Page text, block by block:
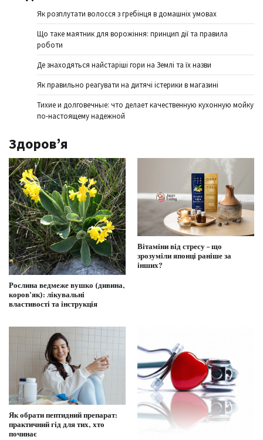
Як розплутати волосся з гребінця в домашніх умовах
Що таке маятник для ворожіння: принцип дії та правила
роботи
Де знаходяться найстаріші гори на Землі та їх назви
Як правильно реагувати на дитячі істерики в магазині
Тихие и долговечные: что делает качественную кухонную мойку
по-настоящему надежной
Здоров’я
Рослина ведмеже вушко (дивина,
коров’як): лікувальні
властивості та інструкція
Вітаміни від стресу – що
зрозуміли японці раніше за
інших?
Як обрати пептидний препарат:
практичний гід для тих, хто
починає